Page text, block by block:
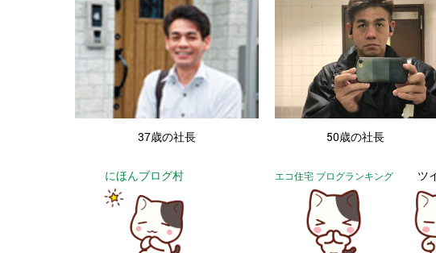
37歳の社長 50歳の社長
にほんブログ村 エコ住宅 ブログランキング ツ